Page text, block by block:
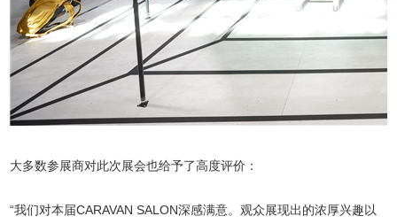
大多数参展商对此次展会也给予了高度评价：
“我们对本届CARAVAN SALON深感满意。观众展现出的浓厚兴趣以